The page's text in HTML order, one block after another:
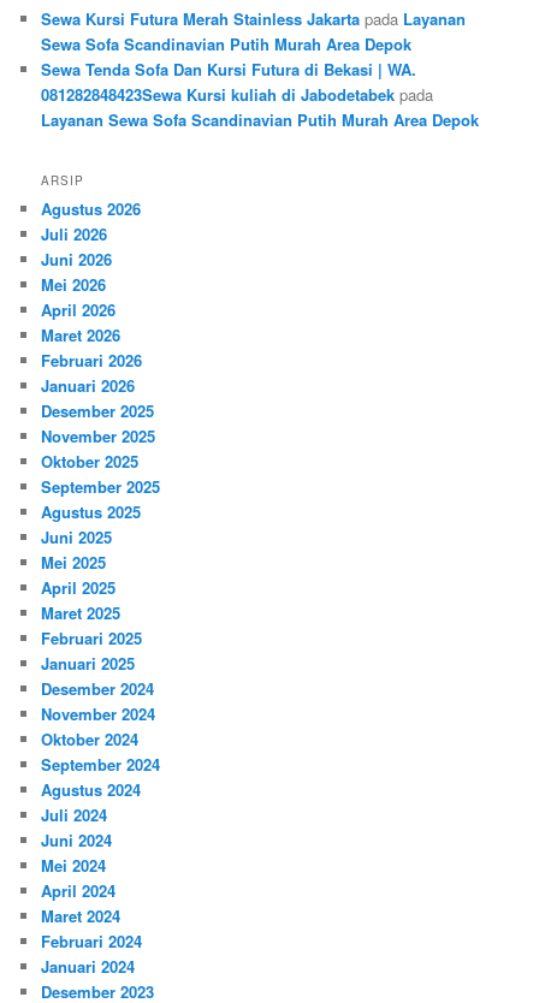
Sewa Kursi Futura Merah Stainless Jakarta pada Layanan
Sewa Sofa Scandinavian Putih Murah Area Depok
Sewa Tenda Sofa Dan Kursi Futura di Bekasi | WA.
081282848423Sewa Kursi kuliah di Jabodetabek pada
Layanan Sewa Sofa Scandinavian Putih Murah Area Depok
ARSIP
Agustus 2026
Juli 2026
Juni 2026
Mei 2026
April 2026
Maret 2026
Februari 2026
Januari 2026
Desember 2025
November 2025
Oktober 2025
September 2025
Agustus 2025
Juni 2025
Mei 2025
April 2025
Maret 2025
Februari 2025
Januari 2025
Desember 2024
November 2024
Oktober 2024
September 2024
Agustus 2024
Juli 2024
Juni 2024
Mei 2024
April 2024
Maret 2024
Februari 2024
Januari 2024
Desember 2023